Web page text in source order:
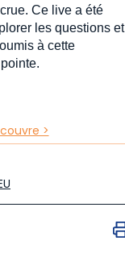
Ce live a été
les questions et
à cette
>